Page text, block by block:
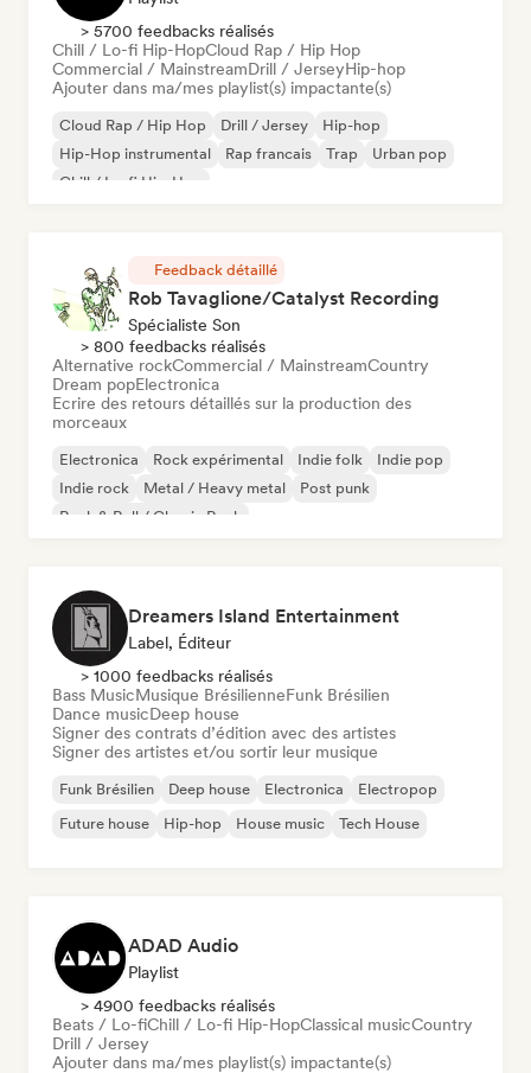
> 5700 feedbacks réalisés
Chill / Lo-fi Hip-HopCloud Rap / Hip Hop
Commercial / MainstreamDrill / JerseyHip-hop
Ajouter dans ma/mes playlist(s) impactante(s)
Cloud Rap / Hip Hop Drill / Jersey
Hip-hop
Hip-Hop instrumental
Rap francais Trap
Urban pop
Chill / Lo-fi Hip-Hop
Feedback détaillé
Rob Tavaglione/Catalyst Recording
Spécialiste Son
> 800 feedbacks réalisés
Alternative rockCommercial / MainstreamCountry
Dream popElectronica
Ecrire des retours détaillés sur la production des
morceaux
Electronica Rock expérimental Indie folk
Indie pop
Indie rock
Metal / Heavy metal
Post punk
Rock & Roll / Classic Rock
Dreamers Island Entertainment
Label, Éditeur
> 1000 feedbacks réalisés
Bass MusicMusique BrésilienneFunk Brésilien
Dance musicDeep house
Signer des contrats d’édition avec des artistes
Signer des artistes et/ou sortir leur musique
Funk Brésilien Deep house Electronica
Electropop
Future house
Hip-hop House music Tech House
ADAD Audio
Playlist
> 4900 feedbacks réalisés
Beats / Lo-fiChill / Lo-fi Hip-HopClassical musicCountry
Drill / Jersey
Ajouter dans ma/mes playlist(s) impactante(s)